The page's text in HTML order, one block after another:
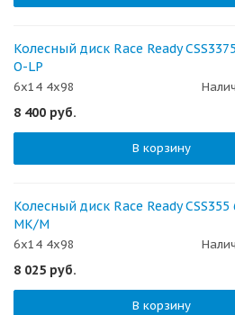
Колесный диск Race Ready
O-LP
6x14 4x98
8 400 руб.
В корзину
Колесный диск Race Ready
MK/M
6x14 4x98
8 025 руб.
В корзину